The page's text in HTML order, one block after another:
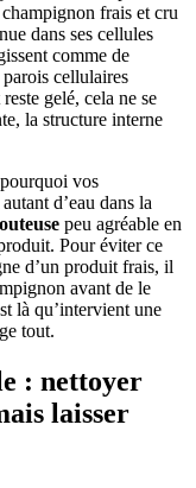
frais et cru
dans ses cellules
comme de
cellulaires
gelé, cela ne se
la structure interne
vos
d’eau dans la
peu agréable en
Pour éviter ce
d’un produit frais, il
avant de le
là qu’intervient une
tout.
: nettoyer
laisser